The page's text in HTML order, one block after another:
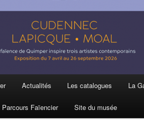
Actualités Les catalogues La
Parcours Faïencier Site du musée